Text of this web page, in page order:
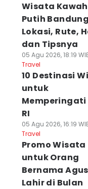
Wisata Kawah
Putih
Lokasi, Rute,
dan Tipsnya
05 Agu 2026, 18:19
Travel
10 Destinasi
untuk
Memperingati
RI
05 Agu 2026, 16:19
Travel
Promo Wisata
untuk Orang
Bernama
Lahir di Bulan